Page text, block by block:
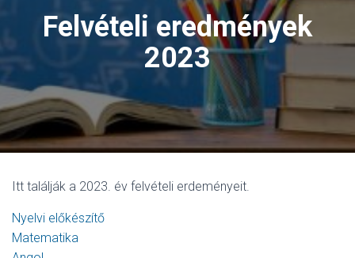
A
I
N
Felvételi eredmények
2023
Itt találják a 2023. év felvételi erdeményeit.
Nyelvi előkészítő
Matematika